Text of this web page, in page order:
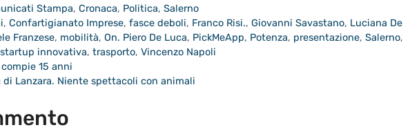
Stampa,Cronaca, Politica,Salerno
,Confartigianato Imprese,fasce deboli, Franco Risi.,Giovanni Savastano, Luciana De
Franzese, mobilità, On. Piero De Luca, PickMeApp, Potenza, presentazione, Salerno,
startup innovativa, trasporto, Vincenzo Napoli
15 anni
Lanzara. Niente spettacoli con animali